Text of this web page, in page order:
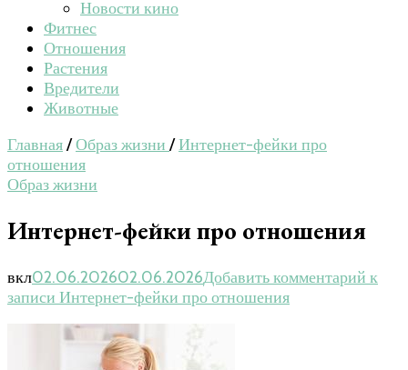
Новости кино
Фитнес
Отношения
Растения
Вредители
Животные
Главная/Образ жизни /Интернет-фейки про
отношения
Образ жизни
Интернет-фейки про отношения
вкл02.06.202602.06.2026Добавить комментарий к
записи Интернет-фейки про отношения